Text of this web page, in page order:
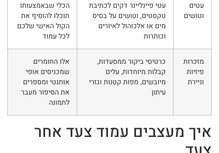
עטים
וטושים
עטי פיינליינר דקים לכתיבת
טקסטים, וטושים על בסיס
מים או אלכוהול לאיורים
וכותרות
הכלי שבאמצעותו
תוכלו להוסיף את
הקול האישי שלכם
לכל עמוד
מזכרות
פיזיות
וניירת
כרטיסי ביקור ממסעדות,
קבלות מיוחדות, עלים
מיובשים, מפות קטנות וגזרי
עיתון
אלו החומרים
שמכניסים אופי
אותנטי ומספרים
את הסיפור מעבר
לתמונה
איך מעצבים עמוד צעד אחר